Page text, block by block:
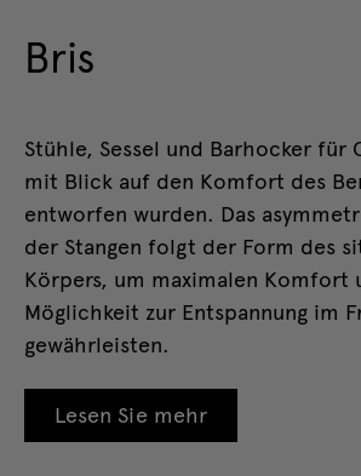
Bris
Stühle, Sessel und Barhocker für
mit Blick auf den Komfort des
entworfen wurden. Das
der Stangen folgt der Form des
Körpers, um maximalen Komfort
Möglichkeit zur Entspannung im
gewährleisten.
Lesen Sie mehr